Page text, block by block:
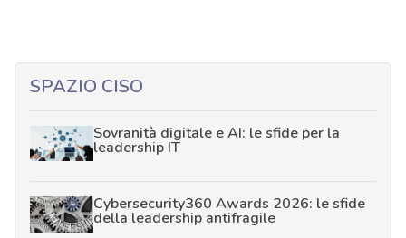
SPAZIO CISO
Sovranità digitale e AI: le sfide per la
leadership IT
Cybersecurity360 Awards 2026: le sfide
della leadership antifragile